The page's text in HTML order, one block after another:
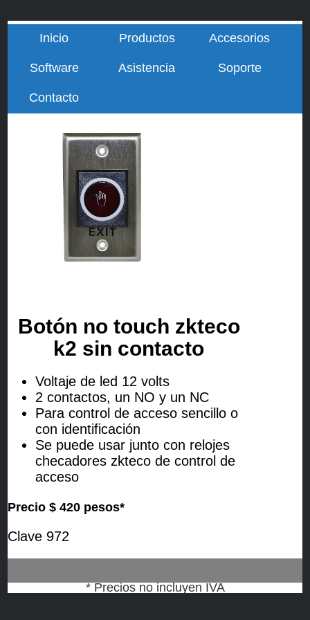
Inicio Productos Accesorios
Software Asistencia Soporte
Contacto
Botón no touch zkteco
k2 sin contacto
Voltaje de led 12 volts
2 contactos, un NO y un NC
Para control de acceso sencillo o
con identificación
Se puede usar junto con relojes
checadores zkteco de control de
acceso
Precio $ 420 pesos*
Clave 972
* Precios no incluyen IVA